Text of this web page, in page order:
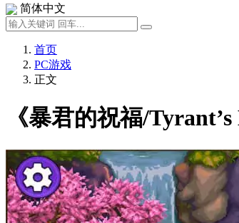
简体中文
首页
PC游戏
正文
《暴君的祝福/